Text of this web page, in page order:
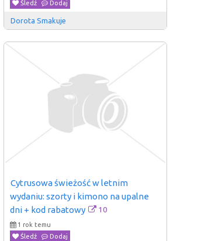
Śledź
Dodaj
Dorota Smakuje
Cytrusowa świeżość w letnim
wydaniu: szorty i kimono na upalne
dni + kod rabatowy
10
1 rok temu
Śledź
Dodaj